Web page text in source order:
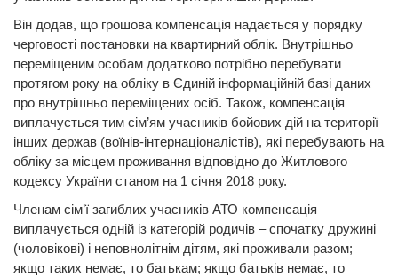
Він додав, що грошова компенсація надається у порядку
черговості постановки на квартирний облік. Внутрішньо
переміщеним особам додатково потрібно перебувати
протягом року на обліку в Єдиній інформаційній базі даних
про внутрішньо переміщених осіб. Також, компенсація
виплачується тим сім’ям учасників бойових дій на території
інших держав (воїнів-інтернаціоналістів), які перебувають на
обліку за місцем проживання відповідно до Житлового
кодексу України станом на 1 січня 2018 року.
Членам сім’ї загиблих учасників АТО компенсація
виплачується одній із категорій родичів – спочатку дружині
(чоловікові) і неповнолітнім дітям, які проживали разом;
якщо таких немає, то батькам; якщо батьків немає, то